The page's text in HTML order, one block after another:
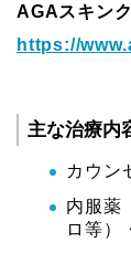
AGAスキン
https://
主な治療内
カウン
内服薬
ロ等）